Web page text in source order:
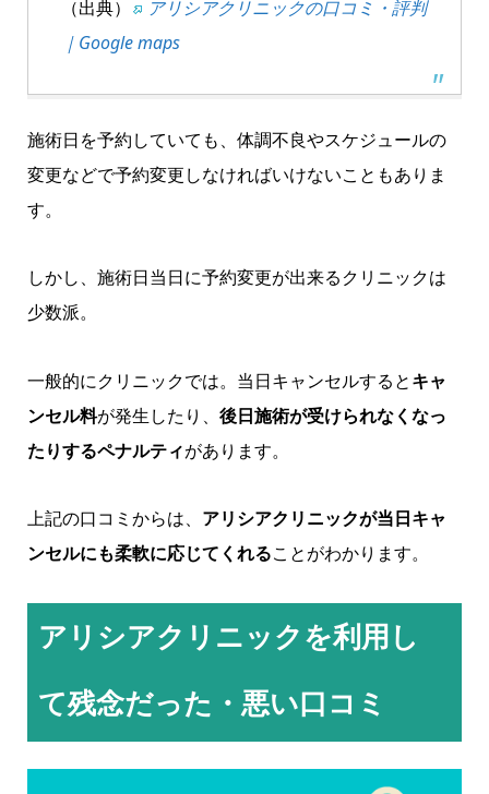
（出典）
アリシアクリニックの口コミ・評判
｜Google maps
施術日を予約していても、体調不良やスケジュールの
変更などで予約変更しなければいけないこともありま
す。
しかし、施術日当日に予約変更が出来るクリニックは
少数派。
一般的にクリニックでは。当日キャンセルするとキャ
ンセル料が発生したり、 後日施術が受けられなくなっ
たりするペナルティがあります。
上記の口コミからは、 アリシアクリニックが当日キャ
ンセルにも柔軟に応じてくれることがわかります。
アリシアクリニックを利用し
て残念だった・悪い口コミ